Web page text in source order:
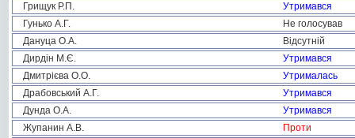
Грищук Р.П.
Утримався
Гунько А.Г.
Не голосував
Дануца О.А.
Відсутній
Дирдін М.Є.
Утримався
Дмитрієва О.О.
Утрималась
Драбовський А.Г.
Утримався
Дунда О.А.
Утримався
Жупанин А.В.
Проти